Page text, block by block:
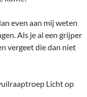
even aan mij weten
Als je al een grijper
vergeet die dan niet
Licht op